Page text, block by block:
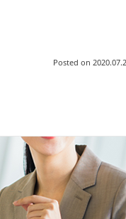
Posted on